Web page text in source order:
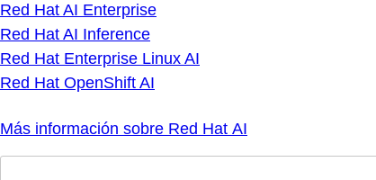
Red Hat AI Enterprise
Red Hat AI Inference
Red Hat Enterprise Linux AI
Red Hat OpenShift AI
Más información sobre Red Hat AI